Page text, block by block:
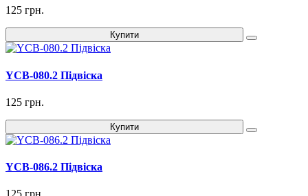
125 грн.
Купити
YCB-080.2 Підвіска
125 грн.
Купити
YCB-086.2 Підвіска